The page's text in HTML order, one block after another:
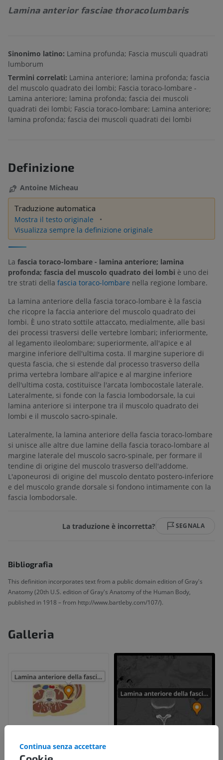
Lamina anterior fasciae thoracolumbaris
Sinonimo latino: Lamina profunda; Fascia musculi quadrati
lumborum
Termini correlati: Lamina anteriore; lamina profonda; fascia
del muscolo quadrato dei lombi; Fascia toraco-lombare -
Lamina anteriore; lamina profonda; fascia dei muscoli
quadrati dei lombi; Fascia toraco-lombare: Lamina anteriore;
lamina profonda; fascia dei muscoli quadrati dei lombi
Definizione
Antoine Micheau
Traduzione automatica
Mostra il testo originale
Visualizza sempre la definizione originale
La fascia toraco-lombare - lamina anteriore; lamina
profonda; fascia del muscolo quadrato dei lombi è uno dei
tre strati della fascia toraco-lombare nella regione lombare.
La lamina anteriore della fascia toraco-lombare è la fascia
che ricopre la faccia anteriore del muscolo quadrato dei
lombi. È uno strato sottile attaccato, medialmente, alle basi
dei processi trasversi delle vertebre lombari; inferiormente,
al legamento ileolombare; superiormente, all'apice e al
margine inferiore dell'ultima costa. Il margine superiore di
questa fascia, che si estende dal processo trasverso della
prima vertebra lombare all'apice e al margine inferiore
dell'ultima costa, costituisce l'arcata lombocostale laterale.
Lateralmente, si fonde con la fascia lombodorsale, la cui
lamina anteriore si interpone tra il muscolo quadrato dei
lombi e il muscolo sacro-spinale.
Lateralmente, la lamina anteriore della fascia toraco-lombare
si unisce alle altre due lamine della fascia toraco-lombare al
margine laterale del muscolo sacro-spinale, per formare il
tendine di origine del muscolo trasverso dell'addome.
L'aponeurosi di origine del muscolo dentato postero-inferiore
e del muscolo grande dorsale si fondono intimamente con la
fascia lombodorsale.
La traduzione è incorretta? SEGNALA
Bibliografia
This definition incorporates text from a public domain edition of Gray's
Anatomy (20th U.S. edition of Gray's Anatomy of the Human Body,
published in 1918 – from http://www.bartleby.com/107/).
Galleria
Continua senza accettare